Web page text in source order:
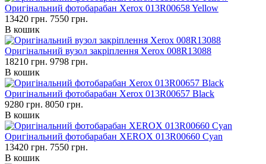
Оригінальний фотобарабан Xerox 013R00658 Yellow
13420 грн. 7550 грн.
В кошик
Оригінальний вузол закріплення Xerox 008R13088
18210 грн. 9798 грн.
В кошик
Оригінальний фотобарабан Xerox 013R00657 Black
9280 грн. 8050 грн.
В кошик
Оригінальний фотобарабан XEROX 013R00660 Cyan
13420 грн. 7550 грн.
В кошик